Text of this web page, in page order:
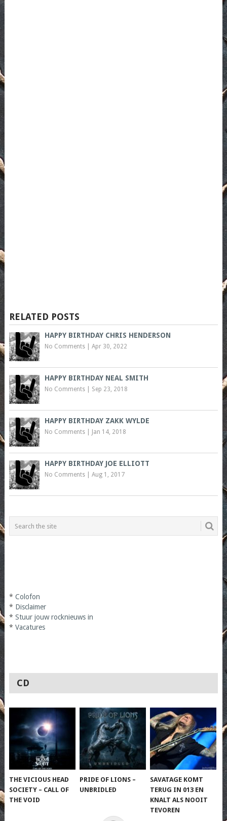
RELATED POSTS
HAPPY BIRTHDAY CHRIS HENDERSON
No Comments| Apr 30, 2022
HAPPY BIRTHDAY NEAL SMITH
No Comments| Sep 23, 2018
HAPPY BIRTHDAY ZAKK WYLDE
No Comments| Jan 14, 2018
HAPPY BIRTHDAY JOE ELLIOTT
No Comments| Aug 1, 2017
* Colofon
* Disclaimer
* Stuur jouw rocknieuws in
* Vacatures
CD
THE VICIOUS HEAD
SOCIETY – CALL OF
THE VOID
PRIDE OF LIONS –
UNBRIDLED
SAVATAGE KOMT
TERUG IN 013 EN
KNALT ALS NOOIT
TEVOREN